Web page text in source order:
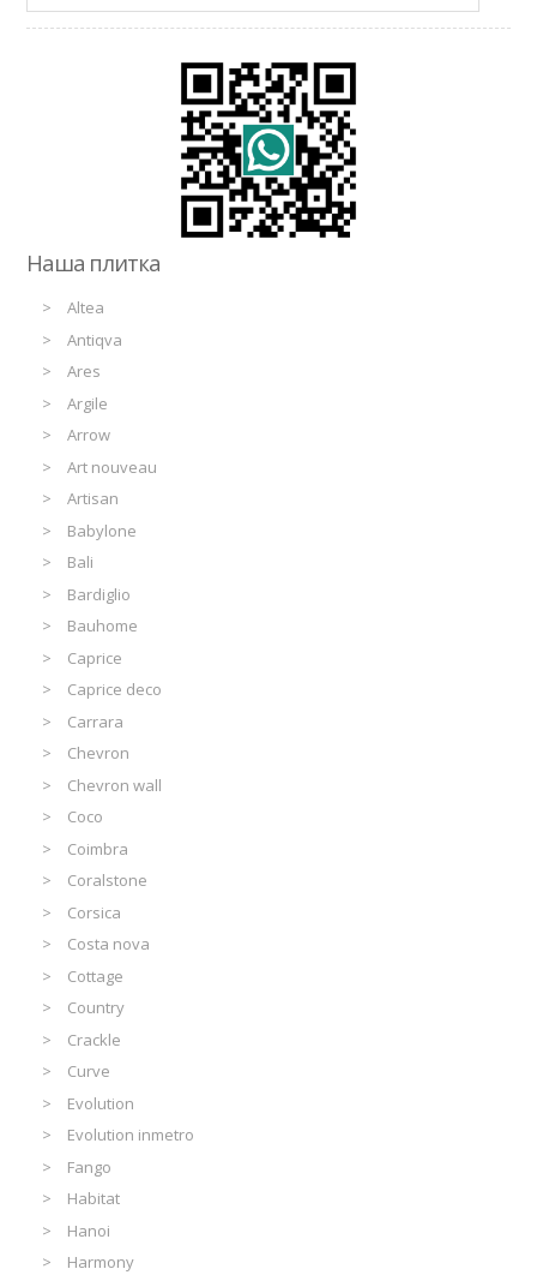
Наша плитка
Altea
Antiqva
Ares
Argile
Arrow
Art nouveau
Artisan
Babylone
Bali
Bardiglio
Bauhome
Caprice
Caprice deco
Carrara
Chevron
Chevron wall
Coco
Coimbra
Coralstone
Corsica
Costa nova
Cottage
Country
Crackle
Curve
Evolution
Evolution inmetro
Fango
Habitat
Hanoi
Harmony